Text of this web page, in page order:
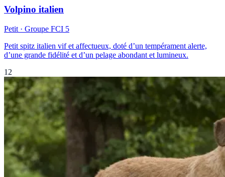
Volpino italien
Petit · Groupe FCI 5
Petit spitz italien vif et affectueux, doté d’un tempérament alerte,
d’une grande fidélité et d’un pelage abondant et lumineux.
12